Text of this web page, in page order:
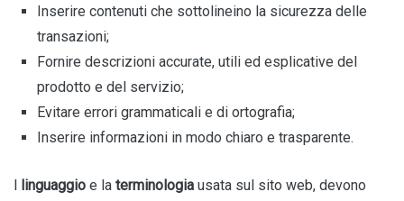
Inserire contenuti che sottolineino la sicurezza delle
transazioni;
Fornire descrizioni accurate, utili ed esplicative del
prodotto e del servizio;
Evitare errori grammaticali e di ortografia;
Inserire informazioni in modo chiaro e trasparente.
linguaggio e la terminologia usata sul sito web, devono